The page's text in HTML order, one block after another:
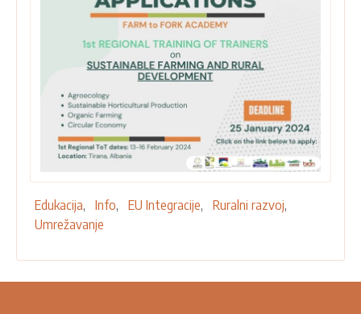
Edukacija Info EU Integracije
Ruralni razvoj
Umrežavanje